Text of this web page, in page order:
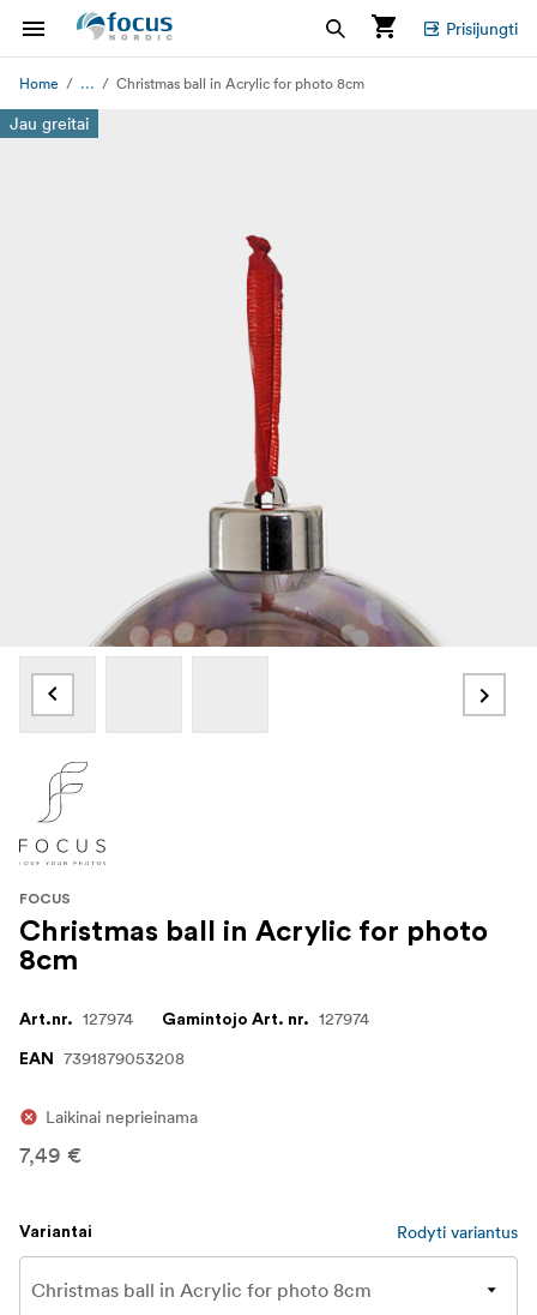
Prisijungti
Home ... Christmas ball in Acrylic for photo 8cm
Jau greitai
FOCUS
Christmas ball in Acrylic for photo
8cm
Art.nr. 127974 Gamintojo Art. nr. 127974
EAN 7391879053208
Laikinai neprieinama
7,49 €
Variantai Rodyti variantus